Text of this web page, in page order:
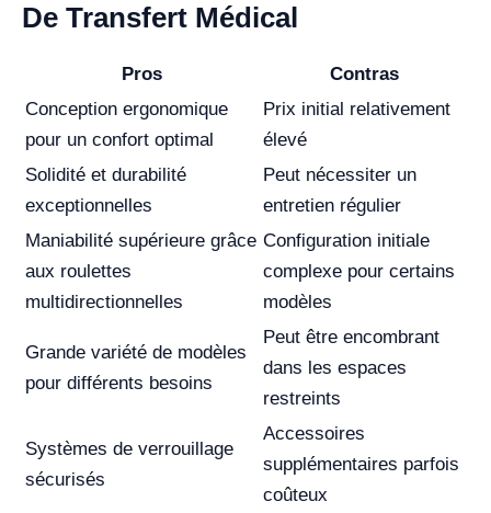
De Transfert Médical
Pros
Contras
Conception ergonomique
pour un confort optimal
Prix initial relativement
élevé
Solidité et durabilité
exceptionnelles
Peut nécessiter un
entretien régulier
Maniabilité supérieure grâce
aux roulettes
multidirectionnelles
Configuration initiale
complexe pour certains
modèles
Grande variété de modèles
pour différents besoins
Peut être encombrant
dans les espaces
restreints
Systèmes de verrouillage
sécurisés
Accessoires
supplémentaires parfois
coûteux